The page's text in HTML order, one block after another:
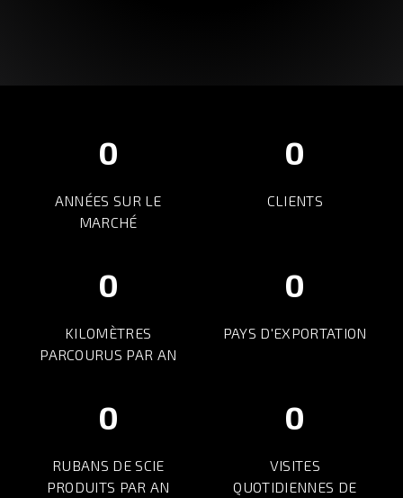
0
ANNÉES SUR LE
MARCHÉ
0
CLIENTS
0
KILOMÈTRES
PARCOURUS PAR AN
0
PAYS D'EXPORTATION
0
RUBANS DE SCIE
PRODUITS PAR AN
0
VISITES
QUOTIDIENNES DE